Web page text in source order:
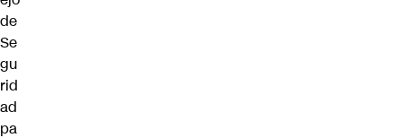
de
Se
gu
rid
ad
pa